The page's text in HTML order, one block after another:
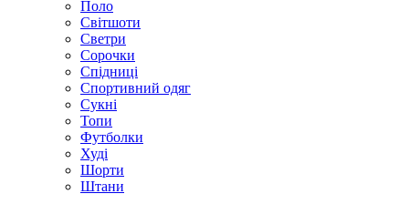
Поло
Світшоти
Светри
Сорочки
Спідниці
Спортивний одяг
Сукні
Топи
Футболки
Худі
Шорти
Штани